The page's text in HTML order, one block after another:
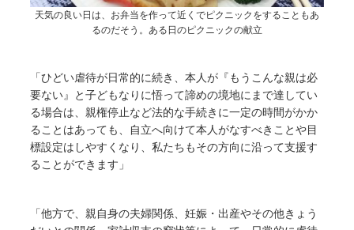
天気の良い日は、お弁当を作って近くでピクニックをすることもあ
るのだそう。ある日のピクニックの献立
「ひどい虐待が日常的に続き、本人が『もうこんな親は必
要ない』と子どもなりに悟って諦めの境地にまで達してい
る場合は、親権停止など法的な手続きに一定の時間がかか
ることはあっても、自立へ向けて本人がなすべきことや目
標設定はしやすくなり、私たちもその方向に沿って支援す
ることができます」
「他方で、親自身の夫婦関係、妊娠・出産やその他きょう